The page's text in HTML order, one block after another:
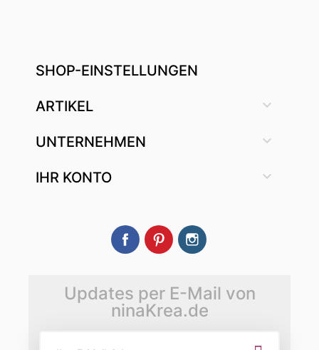
SHOP-EINSTELLUNGEN
ARTIKEL 
UNTERNEHMEN 
IHR KONTO 
FacebookPinterest
Updates per E-Mail von
ninaKrea.de